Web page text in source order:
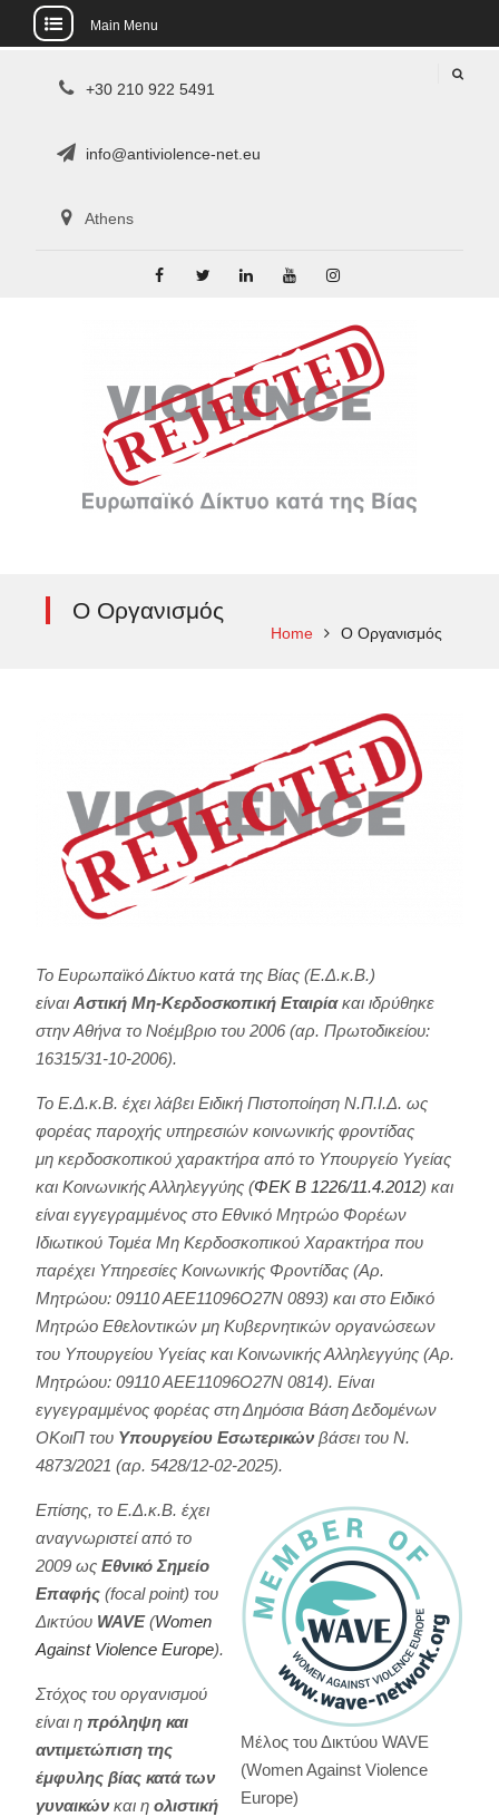
Main Menu
+30 210 922 5491
info@antiviolence-net.eu
Athens
Ο Οργανισμός
Home Ο Οργανισμός
Το Ευρωπαϊκό Δίκτυο κατά της Βίας (Ε.Δ.κ.Β.)
είναι Αστική Μη-Κερδοσκοπική Εταιρίακαι ιδρύθηκε
στην Αθήνα το Νοέμβριο του 2006 (αρ. Πρωτοδικείου:
16315/31-10-2006).
Το Ε.Δ.κ.Β. έχει λάβει Ειδική Πιστοποίηση Ν.Π.Ι.Δ. ως
φορέας παροχής υπηρεσιών κοινωνικής φροντίδας
μη κερδοσκοπικού χαρακτήρα από το Υπουργείο Υγείας
και Κοινωνικής Αλληλεγγύης (ΦΕΚ Β 1226/11.4.2012) και
είναι εγγεγραμμένος στο Εθνικό Μητρώο Φορέων
Ιδιωτικού Τομέα Μη Κερδοσκοπικού Χαρακτήρα που
παρέχει Υπηρεσίες Κοινωνικής Φροντίδας (Αρ.
Μητρώου: 09110 ΑΕΕ11096Ο27Ν 0893) και στο Ειδικό
Μητρώο Εθελοντικών μη Κυβερνητικών οργανώσεων
του Υπουργείου Υγείας και Κοινωνικής Αλληλεγγύης (Αρ.
Μητρώου: 09110 ΑΕΕ11096Ο27Ν 0814). Είναι
εγγεγραμμένος φορέας στη Δημόσια Βάση Δεδομένων
ΟΚοιΠ του Υπουργείου Εσωτερικώνβάσει του Ν.
4873/2021 (αρ. 5428/12-02-2025).
Μέλος του Δικτύου WAVE
(Women Against Violence
Europe)
Επίσης, το Ε.Δ.κ.Β. έχει
αναγνωριστεί από το
2009 ως Εθνικό Σημείο
Επαφής (focal point) του
Δικτύου WAVE(Women
Against Violence Europe).
Στόχος του οργανισμού
είναι η πρόληψη και
αντιμετώπιση της
έμφυλης βίας κατά των
γυναικώνκαι η ολιστική